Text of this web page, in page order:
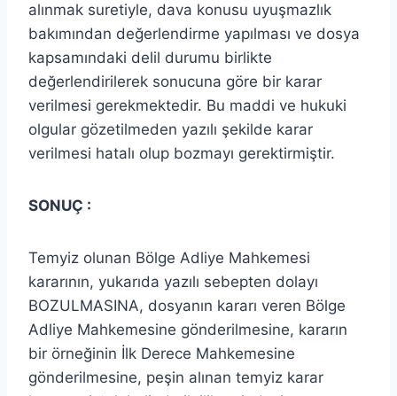
alınmak suretiyle, dava konusu uyuşmazlık
bakımından değerlendirme yapılması ve dosya
kapsamındaki delil durumu birlikte
değerlendirilerek sonucuna göre bir karar
verilmesi gerekmektedir. Bu maddi ve hukuki
olgular gözetilmeden yazılı şekilde karar
verilmesi hatalı olup bozmayı gerektirmiştir.
SONUÇ :
Temyiz olunan Bölge Adliye Mahkemesi
kararının, yukarıda yazılı sebepten dolayı
BOZULMASINA, dosyanın kararı veren Bölge
Adliye Mahkemesine gönderilmesine, kararın
bir örneğinin İlk Derece Mahkemesine
gönderilmesine, peşin alınan temyiz karar